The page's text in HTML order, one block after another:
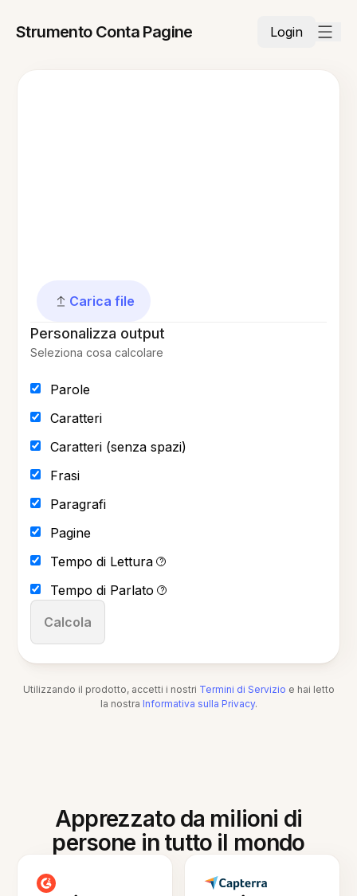
Strumento Conta Pagine Login
Carica file
Personalizza output
Seleziona cosa calcolare
Parole
Caratteri
Caratteri (senza spazi)
Frasi
Paragrafi
Pagine
Tempo di Lettura
?
Tempo di Parlato ?
Calcola
Utilizzando il prodotto, accetti i nostri Termini di Servizio e hai letto
la nostra Informativa sulla Privacy.
Apprezzato da milioni di
persone in tutto il mondo